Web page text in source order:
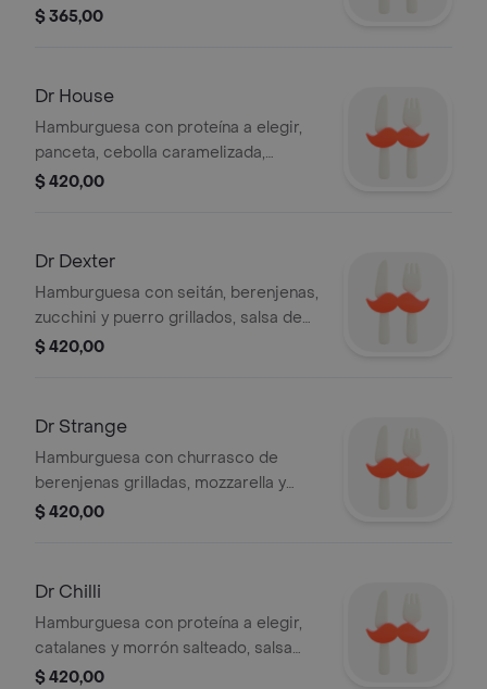
$ 365,00
Dr House
Hamburguesa con proteína a elegir,
panceta, cebolla caramelizada,
cheddar, huevo frito, salsa barbacoa y
$ 420,00
Dr Dexter
Hamburguesa con seitán, berenjenas,
zucchini y puerro grillados, salsa de
zanahoria, coliflor y papas fritas.
$ 420,00
Dr Strange
Hamburguesa con churrasco de
berenjenas grilladas, mozzarella y
lascas de parmesano, champiñones,
$ 420,00
Dr Chilli
Hamburguesa con proteína a elegir,
catalanes y morrón salteado, salsa
picante, tomate, mozzarella y papas
$ 420,00